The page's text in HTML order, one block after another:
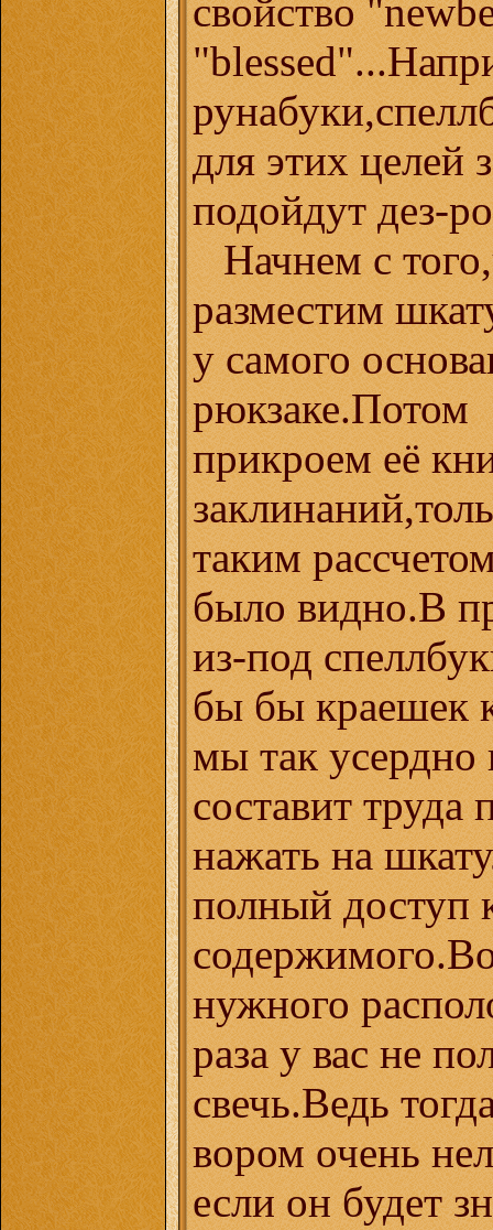
свойство
для этих целей
подойдут дез-
Начнем с
разместим
у самого
рюкзаке.Потом
прикроем её
таким
было видно.В
из-под
бы бы краешек
мы так усердно
составит труда
нажать на
полный доступ
нужного
раза у вас не
свечь.Ведь
вором очень
если он будет